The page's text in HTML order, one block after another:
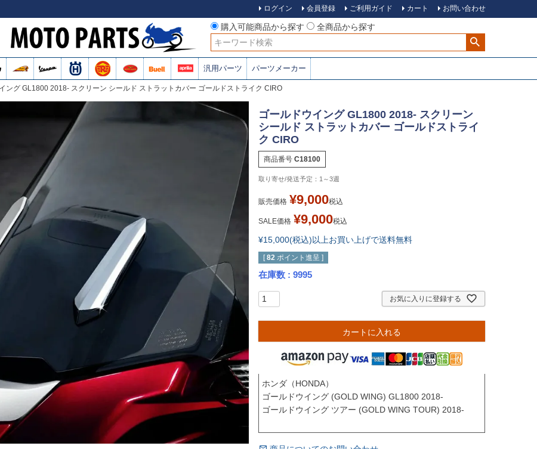
ログイン 会員登録 ご利用ガイド カート お問い合わせ
購入可能商品から探す
全商品から探す
検索
汎用パーツ パーツメーカー
ング GL1800 2018- スクリーン シールド ストラットカバー ゴールドストライク CIRO
ゴールドウイング GL1800 2018- スクリーン
シールド ストラットカバー ゴールドストライ
ク CIRO
商品番号 C18100
1～3週
販売価格 ¥9,000税込
SALE価格 ¥9,000税込
¥15,000(税込)以上お買い上げで送料無料
[ 82 ポイント進呈 ]
在庫数 9995
お気に入りに登録する
カートに入れる
ホンダ（HONDA）
ゴールドウイング (GOLD WING) GL1800 2018-
ゴールドウイング ツアー (GOLD WING TOUR) 2018-